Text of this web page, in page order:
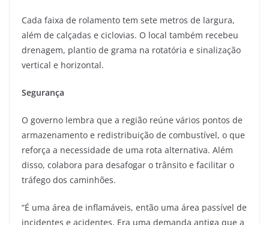
Cada faixa de rolamento tem sete metros de largura,
além de calçadas e ciclovias. O local também recebeu
drenagem, plantio de grama na rotatória e sinalização
vertical e horizontal.
Segurança
O governo lembra que a região reúne vários pontos de
armazenamento e redistribuição de combustível, o que
reforça a necessidade de uma rota alternativa. Além
disso, colabora para desafogar o trânsito e facilitar o
tráfego dos caminhões.
“É uma área de inflamáveis, então uma área passível de
incidentes e acidentes. Era uma demanda antiga que a